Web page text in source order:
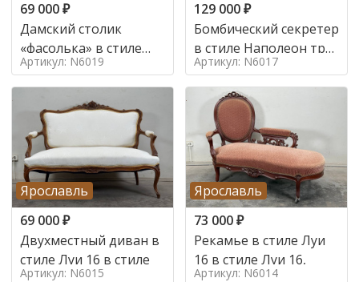
69 000₽
Дамский столик
«фасолька» в стиле
Луи 16,
Артикул: N6019
129 000₽
Бомбический секретер
в стиле Наполеон труа
в стиле
Артикул: N6017
Ярославль
69 000₽
Двухместный диван в
стиле Луи 16 в стиле
Артикул: N6015
Ярославль
73 000₽
Рекамье в стиле Луи
16 в стиле Луи 16,
Артикул: N6014